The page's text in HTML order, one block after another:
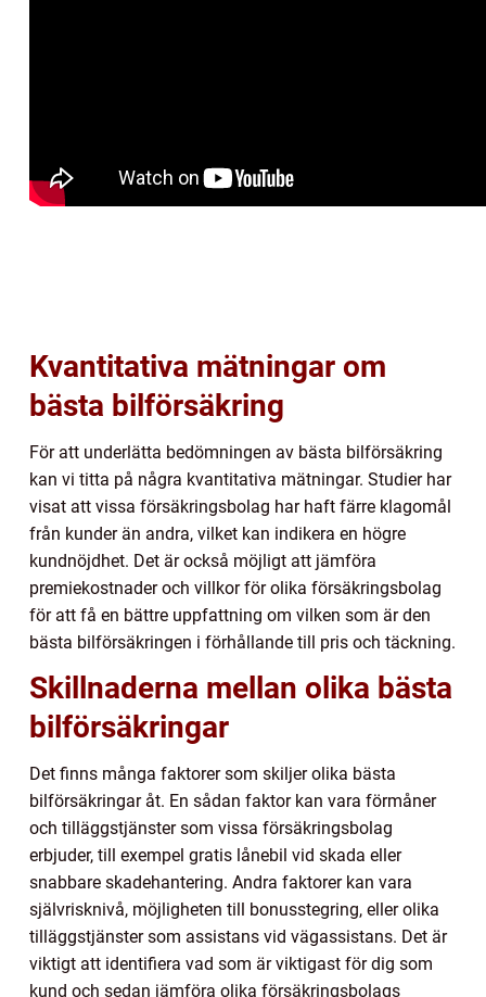
Kvantitativa mätningar om
bästa bilförsäkring
För att underlätta bedömningen av bästa bilförsäkring
kan vi titta på några kvantitativa mätningar. Studier har
visat att vissa försäkringsbolag har haft färre klagomål
från kunder än andra, vilket kan indikera en högre
kundnöjdhet. Det är också möjligt att jämföra
premiekostnader och villkor för olika försäkringsbolag
för att få en bättre uppfattning om vilken som är den
bästa bilförsäkringen i förhållande till pris och täckning.
Skillnaderna mellan olika bästa
bilförsäkringar
Det finns många faktorer som skiljer olika bästa
bilförsäkringar åt. En sådan faktor kan vara förmåner
och tilläggstjänster som vissa försäkringsbolag
erbjuder, till exempel gratis lånebil vid skada eller
snabbare skadehantering. Andra faktorer kan vara
självrisknivå, möjligheten till bonusstegring, eller olika
tilläggstjänster som assistans vid vägassistans. Det är
viktigt att identifiera vad som är viktigast för dig som
kund och sedan jämföra olika försäkringsbolags